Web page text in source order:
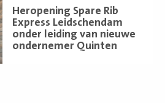
Heropening Spare Rib
Express Leidschendam
onder leiding van nieuwe
ondernemer Quinten